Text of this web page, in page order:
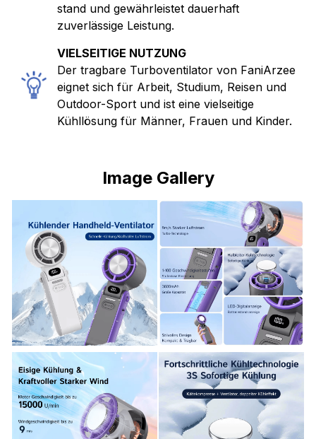
stand und gewährleistet dauerhaft
zuverlässige Leistung.
VIELSEITIGE NUTZUNG
Der tragbare Turboventilator von FaniArzee
eignet sich für Arbeit, Studium, Reisen und
Outdoor-Sport und ist eine vielseitige
Kühllösung für Männer, Frauen und Kinder.
Image Gallery